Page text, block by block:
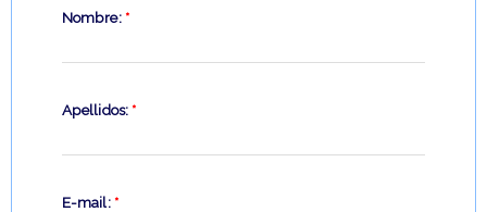
Nombre: *
Apellidos: *
E-mail: *